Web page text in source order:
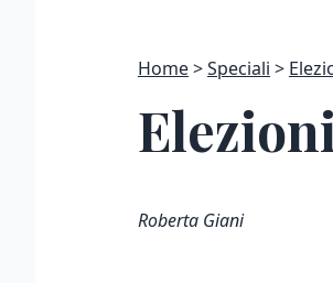
Home Speciali
Roberta Giani